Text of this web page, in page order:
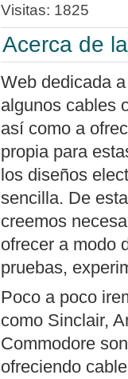
Visitas: 1825
Acerca de
Web dedicada
algunos cables
así como a
propia para
los diseños
sencilla. De
creemos
ofrecer a modo
pruebas,
Poco a poco
como Sinclair,
Commodore
ofreciendo